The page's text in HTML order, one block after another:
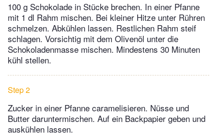
100 g Schokolade in Stücke brechen. In einer Pfanne
mit 1 dl Rahm mischen. Bei kleiner Hitze unter Rühren
schmelzen. Abkühlen lassen. Restlichen Rahm steif
schlagen. Vorsichtig mit dem Olivenöl unter die
Schokoladenmasse mischen. Mindestens 30 Minuten
kühl stellen.
Step 2
Zucker in einer Pfanne caramelisieren. Nüsse und
Butter daruntermischen. Auf ein Backpapier geben und
auskühlen lassen.